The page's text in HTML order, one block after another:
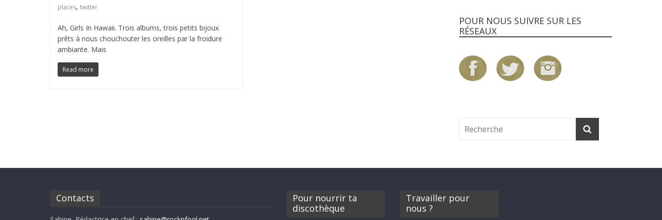
places, twitter
Ah, Girls In Hawaii. Trois albums, trois petits bijoux
prêts à nous chouchouter les oreilles par la froidure
ambiante. Mais
Read more
POUR NOUS SUIVRE SUR LES
RÉSEAUX
Contacts
Pour nourrir ta
discothèque
Travailler pour
nous ?